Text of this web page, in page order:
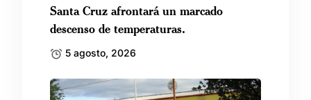
Santa Cruz afrontará un marcado
descenso de temperaturas.
5 agosto, 2026